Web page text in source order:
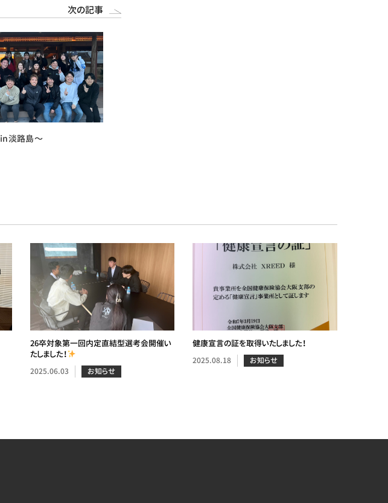
次の記事
淡路島〜
26卒対象第一回内定直結型選考会開催い
たしました！
2025.06.03 お知らせ
健康宣言の証を取得いたしました！
2025.08.18 お知らせ